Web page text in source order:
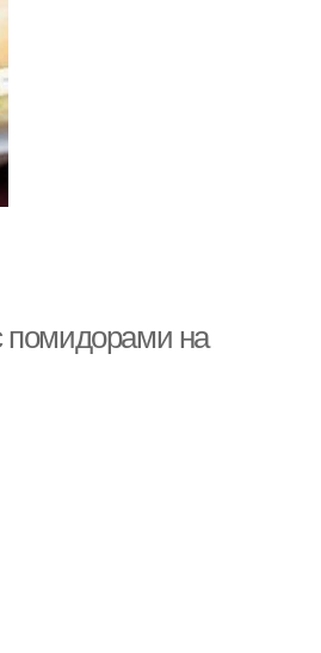
помидорами на